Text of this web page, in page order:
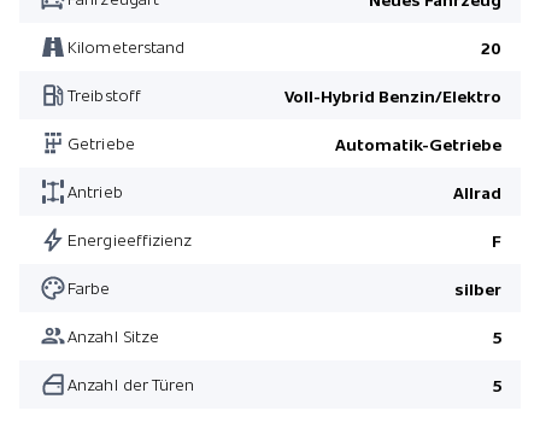
Kilometerstand 20
Treibstoff Voll-Hybrid Benzin/Elektro
Getriebe Automatik-Getriebe
Antrieb Allrad
Energieeffizienz F
Farbe silber
Anzahl Sitze 5
Anzahl der Türen 5